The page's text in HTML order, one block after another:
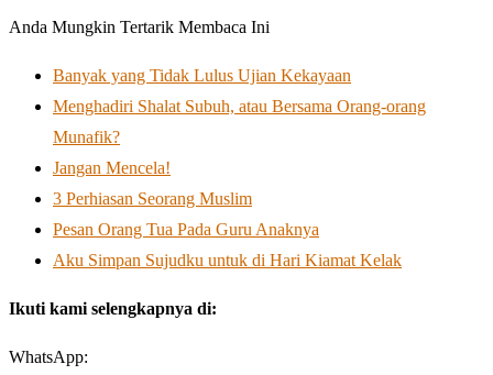
Anda Mungkin Tertarik Membaca Ini
Banyak yang Tidak Lulus Ujian Kekayaan
Menghadiri Shalat Subuh, atau Bersama Orang-orang
Munafik?
Jangan Mencela!
3 Perhiasan Seorang Muslim
Pesan Orang Tua Pada Guru Anaknya
Aku Simpan Sujudku untuk di Hari Kiamat Kelak
Ikuti kami selengkapnya di:
WhatsApp: